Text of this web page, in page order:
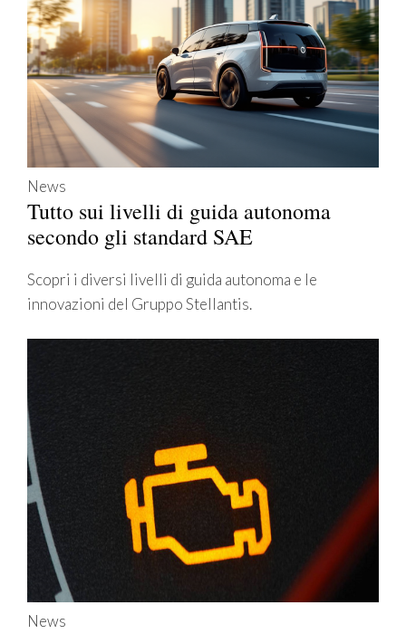
News
Tutto sui livelli di guida autonoma
secondo gli standard SAE
Scopri i diversi livelli di guida autonoma e le
innovazioni del Gruppo Stellantis.
News